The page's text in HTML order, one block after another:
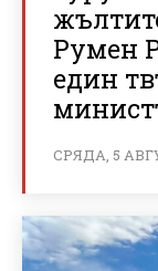
Румен
един
СРЯДА, 5